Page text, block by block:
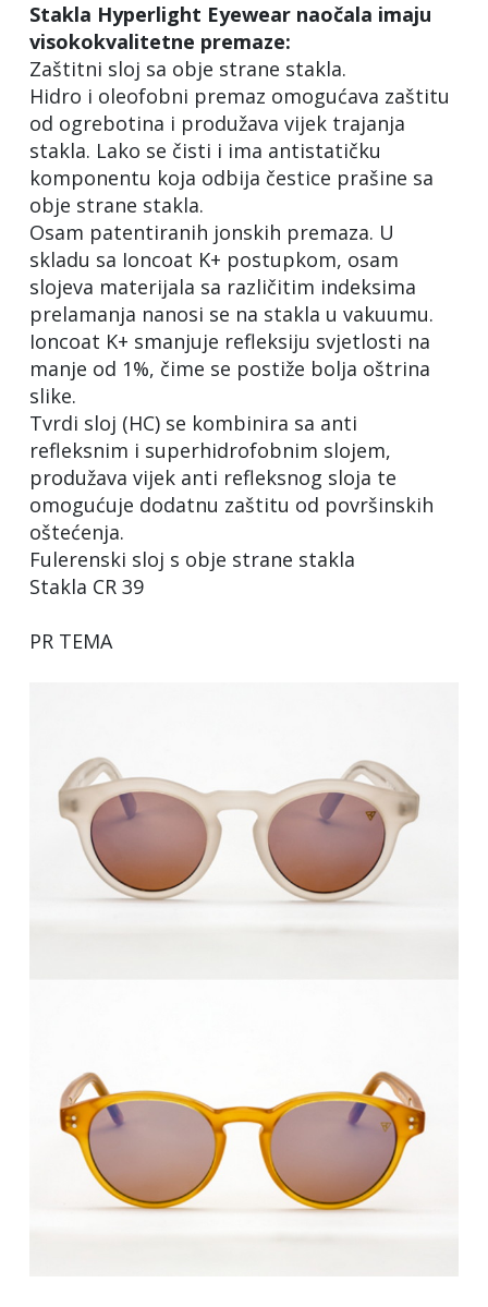
Stakla Hyperlight Eyewear naočala imaju
visokokvalitetne premaze:
Zaštitni sloj sa obje strane stakla.
Hidro i oleofobni premaz omogućava zaštitu
od ogrebotina i produžava vijek trajanja
stakla. Lako se čisti i ima antistatičku
komponentu koja odbija čestice prašine sa
obje strane stakla.
Osam patentiranih jonskih premaza. U
skladu sa Ioncoat K+ postupkom, osam
slojeva materijala sa različitim indeksima
prelamanja nanosi se na stakla u vakuumu.
Ioncoat K+ smanjuje refleksiju svjetlosti na
manje od 1%, čime se postiže bolja oštrina
slike.
Tvrdi sloj (HC) se kombinira sa anti
refleksnim i superhidrofobnim slojem,
produžava vijek anti refleksnog sloja te
omogućuje dodatnu zaštitu od površinskih
oštećenja.
Fulerenski sloj s obje strane stakla
Stakla CR 39
PR TEMA